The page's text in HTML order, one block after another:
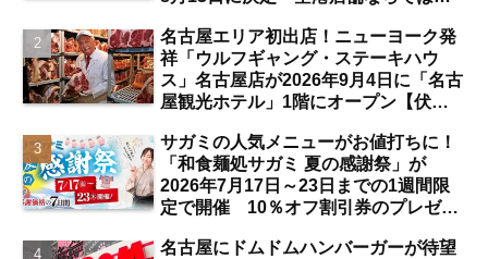
名古屋エリア初出店！ニューヨーク発
祥「ウルフギャング・ステーキハウ
ス」名古屋店が2026年9月4日に「名古
屋観光ホテル」1階にオープン【伏
サガミの人気メニューがお値打ちに！
「和食麺処サガミ 夏の感謝祭」が
2026年7月17日～23日までの1週間限
定で開催 10％オフ割引券のプレゼン
名古屋にドムドムハンバーガーが待望